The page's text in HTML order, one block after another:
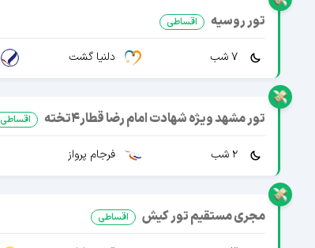
تور روسیه اقساطی
دلنیا گشت
تور مشهد ویژه شهادت امام رضا قطار4تخته اقساطی
فرجام پرواز
مجری مستقیم تور کیش اقساطی